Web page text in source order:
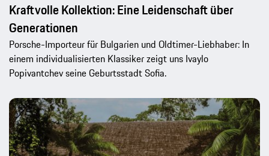
Kraftvolle Kollektion: Eine Leidenschaft über
Generationen
Porsche-Importeur für Bulgarien und Oldtimer-Liebhaber: In
einem individualisierten Klassiker zeigt uns Ivaylo
Popivantchev seine Geburtsstadt Sofia.